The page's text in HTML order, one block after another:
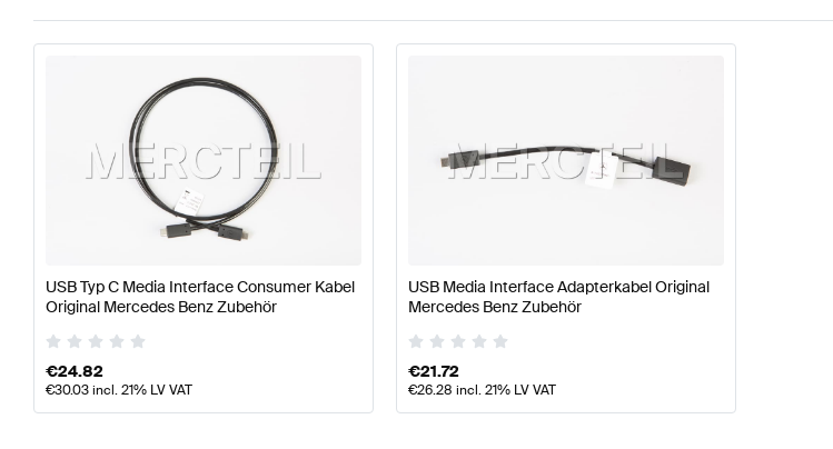
USB Typ C Media Interface Consumer Kabel
Original Mercedes Benz Zubehör
€24.82
€30.03incl. 21% LV VAT
USB Media Interface Adapterkabel Original
Mercedes Benz Zubehör
€21.72
€26.28 incl. 21% LV VAT